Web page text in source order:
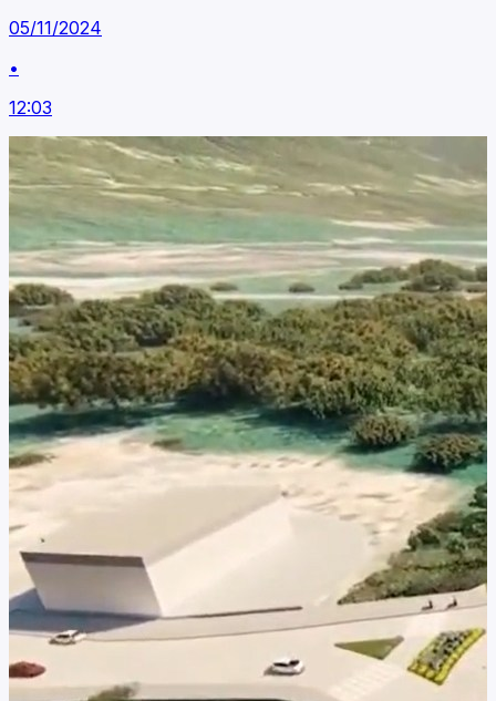
05/11/2024
•
12:03